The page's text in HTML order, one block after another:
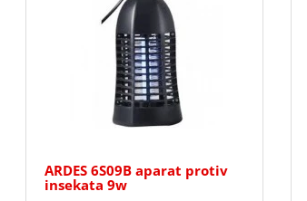
ARDES 6S09B aparat protiv
insekata 9w